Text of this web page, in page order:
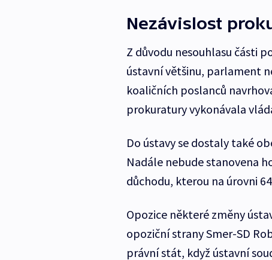
Nezávislost
Z důvodu nesouhlasu části
ústavní většinu, parlament
koaličních poslanců
prokuratury vykonávala
Do ústavy se dostaly také
Nadále nebude stanovena
důchodu, kterou na úrovni
Opozice některé změny
opoziční strany Smer-SD
právní stát, když ústavní